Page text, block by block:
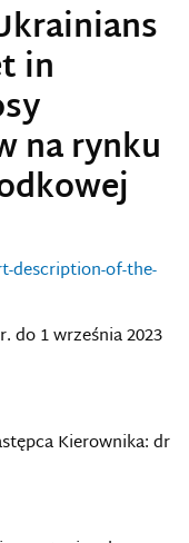
in
na rynku
description-of-the-
do 1 września 2023
Kierownika: dr